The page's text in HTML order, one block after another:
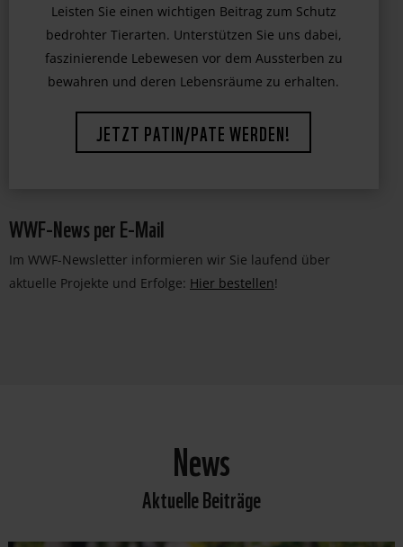
Leisten Sie einen wichtigen Beitrag zum Schutz
bedrohter Tierarten. Unterstützen Sie uns dabei,
faszinierende Lebewesen vor dem Aussterben zu
bewahren und deren Lebensräume zu erhalten.
JETZT PATIN/PATE WERDEN!
WWF-News per E-Mail
Im WWF-Newsletter informieren wir Sie laufend über
aktuelle Projekte und Erfolge: Hier bestellen!
News
Aktuelle Beiträge